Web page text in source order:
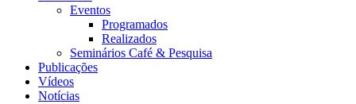
Eventos
Programados
Realizados
Seminários Café & Pesquisa
Publicações
Vídeos
Notícias